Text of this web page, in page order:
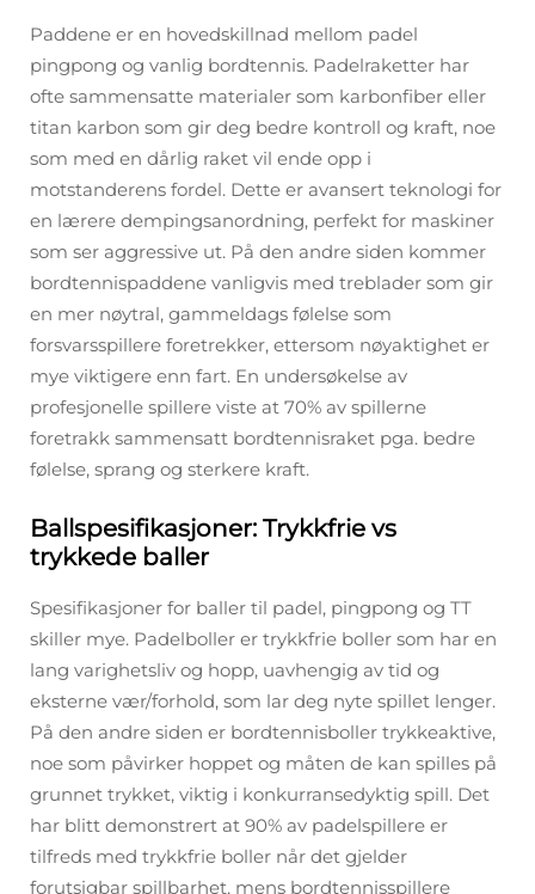
Paddene er en hovedskillnad mellom padel
pingpong og vanlig bordtennis. Padelraketter har
ofte sammensatte materialer som karbonfiber eller
titan karbon som gir deg bedre kontroll og kraft, noe
som med en dårlig raket vil ende opp i
motstanderens fordel. Dette er avansert teknologi for
en lærere dempingsanordning, perfekt for maskiner
som ser aggressive ut. På den andre siden kommer
bordtennispaddene vanligvis med treblader som gir
en mer nøytral, gammeldags følelse som
forsvarsspillere foretrekker, ettersom nøyaktighet er
mye viktigere enn fart. En undersøkelse av
profesjonelle spillere viste at 70% av spillerne
foretrakk sammensatt bordtennisraket pga. bedre
følelse, sprang og sterkere kraft.
Ballspesifikasjoner: Trykkfrie vs
trykkede baller
Spesifikasjoner for baller til padel, pingpong og TT
skiller mye. Padelboller er trykkfrie boller som har en
lang varighetsliv og hopp, uavhengig av tid og
eksterne vær/forhold, som lar deg nyte spillet lenger.
På den andre siden er bordtennisboller trykkeaktive,
noe som påvirker hoppet og måten de kan spilles på
grunnet trykket, viktig i konkurransedyktig spill. Det
har blitt demonstrert at 90% av padelspillere er
tilfreds med trykkfrie boller når det gjelder
forutsigbar spillbarhet, mens bordtennisspillere